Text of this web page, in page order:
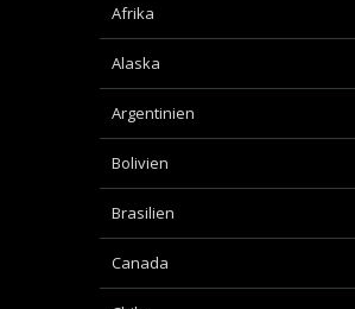
Afrika
Alaska
Argentinien
Bolivien
Brasilien
Canada